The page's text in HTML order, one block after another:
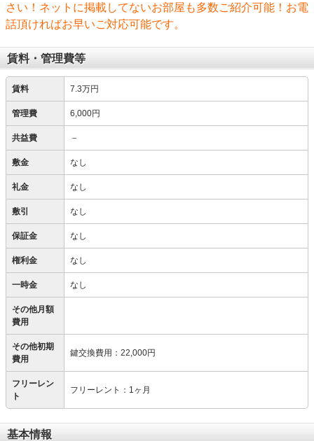
さい！ネットに掲載してないお部屋も多数ご紹介可能！お電
話頂ければお早いご対応可能です。
賃料・管理費等
賃料 7.3万円
管理費 6,000円
共益費 －
敷金 なし
礼金 なし
敷引 なし
保証金 なし
権利金 なし
一時金 なし
その他月額
費用
その他初期
費用
鍵交換費用 ： 22,000円
フリーレン
ト
フリーレント：1ヶ月
基本情報